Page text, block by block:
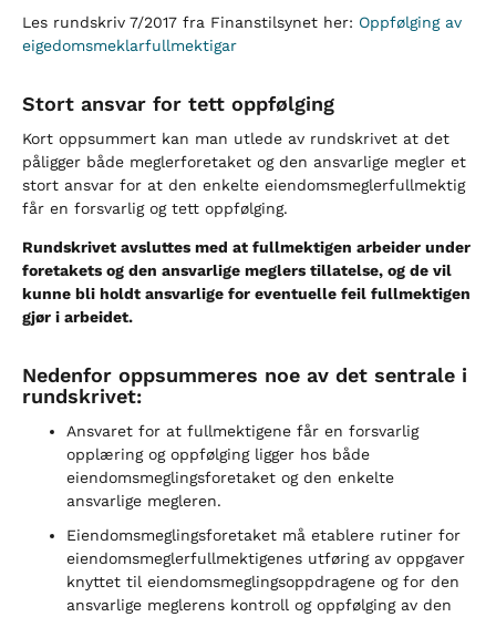
Les rundskriv 7/2017 fra Finanstilsynet her: Oppfølging av
eigedomsmeklarfullmektigar
Stort ansvar for tett oppfølging
Kort oppsummert kan man utlede av rundskrivet at det
påligger både meglerforetaket og den ansvarlige megler et
stort ansvar for at den enkelte eiendomsmeglerfullmektig
får en forsvarlig og tett oppfølging.
Rundskrivet avsluttes med at fullmektigen arbeider under
foretakets og den ansvarlige meglers tillatelse, og de vil
kunne bli holdt ansvarlige for eventuelle feil fullmektigen
gjør i arbeidet.
Nedenfor oppsummeres noe av det sentrale i
rundskrivet:
Ansvaret for at fullmektigene får en forsvarlig
opplæring og oppfølging ligger hos både
eiendomsmeglingsforetaket og den enkelte
ansvarlige megleren.
Eiendomsmeglingsforetaket må etablere rutiner for
eiendomsmeglerfullmektigenes utføring av oppgaver
knyttet til eiendomsmeglingsoppdragene og for den
ansvarlige meglerens kontroll og oppfølging av den